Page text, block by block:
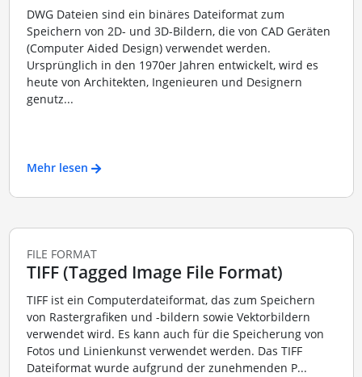
DWG Dateien sind ein binäres Dateiformat zum
Speichern von 2D- und 3D-Bildern, die von CAD Geräten
(Computer Aided Design) verwendet werden.
Ursprünglich in den 1970er Jahren entwickelt, wird es
heute von Architekten, Ingenieuren und Designern
genutz...
Mehr lesen
FILE FORMAT
TIFF (Tagged Image File Format)
TIFF ist ein Computerdateiformat, das zum Speichern
von Rastergrafiken und -bildern sowie Vektorbildern
verwendet wird. Es kann auch für die Speicherung von
Fotos und Linienkunst verwendet werden. Das TIFF
Dateiformat wurde aufgrund der zunehmenden P...